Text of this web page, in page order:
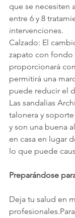
que se necesiten
entre 6 y 8
intervenciones.
Calzado: El
zapato con fondo
proporcionará
permitirá una
puede reducir el
Las sandalias
talonera y
y son una buena
en casa en lugar
lo que puede
Preparándose
Deja tu salud en